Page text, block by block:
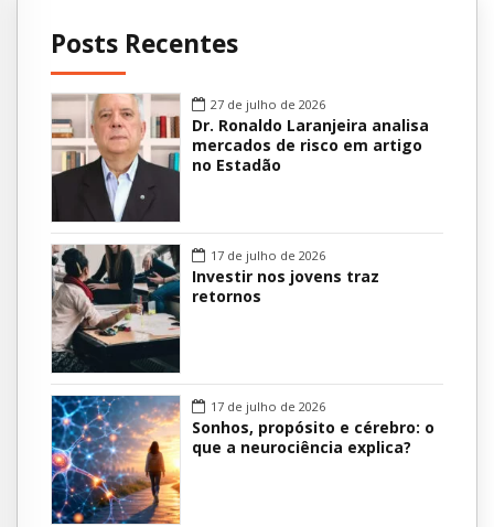
Posts Recentes
27 de julho de 2026
Dr. Ronaldo Laranjeira analisa
mercados de risco em artigo
no Estadão
17 de julho de 2026
Investir nos jovens traz
retornos
17 de julho de 2026
Sonhos, propósito e cérebro: o
que a neurociência explica?